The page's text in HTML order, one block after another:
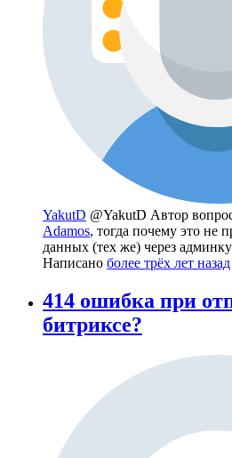
YakutD @YakutD Автор
Adamos, тогда почему это не
данных (тех же) через
Написано более трёх лет назад
414 ошибка при
битриксе?